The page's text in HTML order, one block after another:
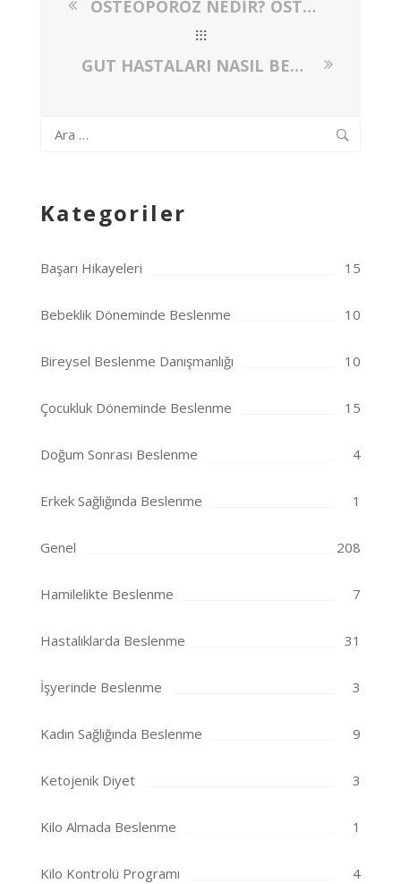
OSTEOPOROZ NEDİR? OSTEOPOROZ GELİŞİMİNİ ÖNLEMEK İÇİN NASIL BESLENMEK GEREKİR?
GUT HASTALARI NASIL BESLENMELİ? GUT HASTALIĞI İÇİN ÖRNEK MENÜ VE ÖNERİLER
Arama:
Kategoriler
Başarı Hikayeleri 15
Bebeklik Döneminde Beslenme 10
Bireysel Beslenme Danışmanlığı 10
Çocukluk Döneminde Beslenme 15
Doğum Sonrası Beslenme 4
Erkek Sağlığında Beslenme 1
Genel 208
Hamilelikte Beslenme 7
Hastalıklarda Beslenme 31
İşyerinde Beslenme 3
Kadın Sağlığında Beslenme 9
Ketojenik Diyet 3
Kilo Almada Beslenme 1
Kilo Kontrolü Programı 4